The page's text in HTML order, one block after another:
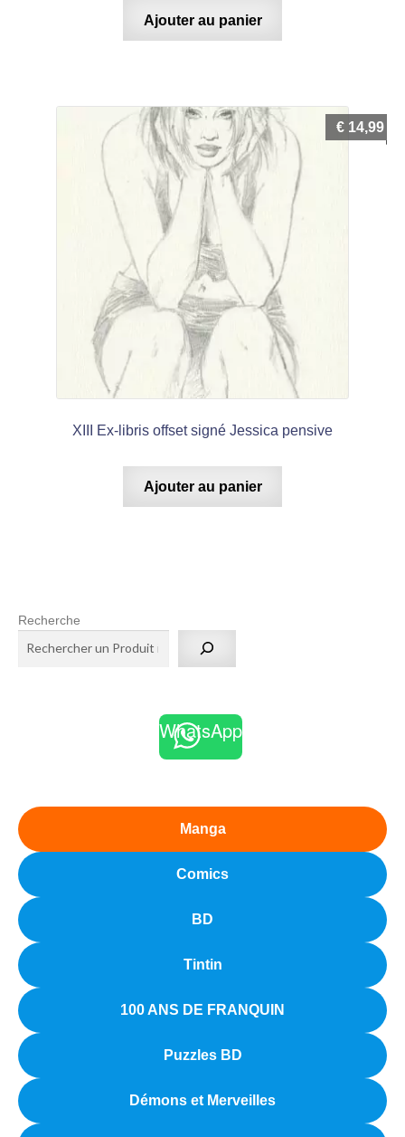
Ajouter au panier
XIII Ex-libris offset signé Jessica pensive
€ 14,99
Ajouter au panier
Recherche
WhatsApp
Manga
Comics
BD
Tintin
100 ANS DE FRANQUIN
Puzzles BD
Démons et Merveilles